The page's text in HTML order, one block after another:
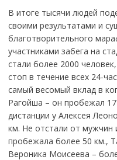
В итоге тысячи людей
своими результатами и
благотворительного
участниками забега на
стали более 2000
стоп в течение всех 24-
самый весомый вклад в
Рагойша – он пробежал
дистанции у Алексея
км. Не отстали от мужчин
пробежала более 50 км.,
Вероника Моисеева –